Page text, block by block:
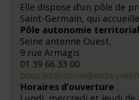
Elle dispose d’un pôle de
Saint-Germain, qui
Pôle autonomie territorial
Seine antenne Ouest,
9 rue Armagis
01 39 66 33 00
Horaires d’ouverture :